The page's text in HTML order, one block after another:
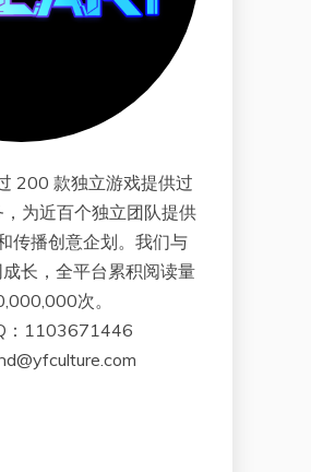
200 款独立游戏提供过
为近百个独立团队提供
传播创意企划。我们与
长，全平台累积阅读量
次。
：1103671446